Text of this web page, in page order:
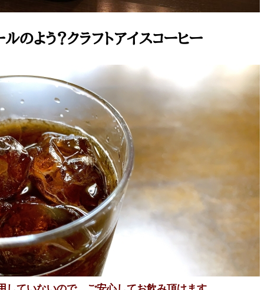
のよう？クラフトアイスコーヒー